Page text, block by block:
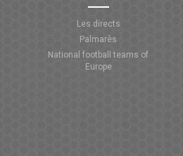
Les directs
Palmarès
National football teams of
Europe